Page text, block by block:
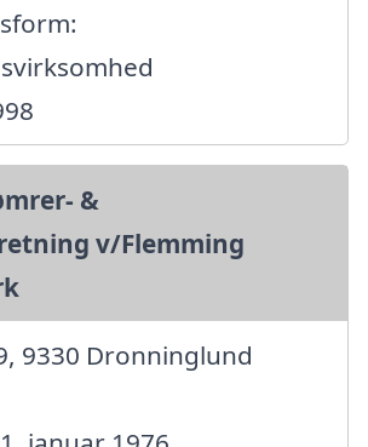
&
v/Flemming
9330 Dronninglund